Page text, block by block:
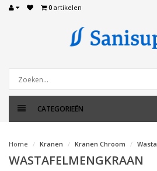
0 artikelen
CATEGORIEËN
Home Kranen Kranen Chroom
WASTAFELMENGKRAAN